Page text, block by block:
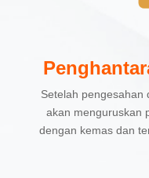
Setelah pengesahan
akan menguruskan
dengan kemas dan